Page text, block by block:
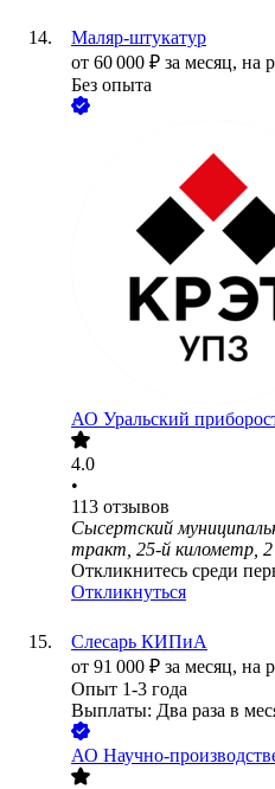
Маляр-штукатур
от 60 000 ₽ за месяц, на
Без опыта
АО Уральский
4.0
•
113 отзывов
Сысертский
тракт, 25-й километр, 2
Откликнитесь среди
Откликнуться
Слесарь КИПиА
от 91 000 ₽ за месяц, на
Опыт 1-3 года
Выплаты: Два раза в
АО Научно-